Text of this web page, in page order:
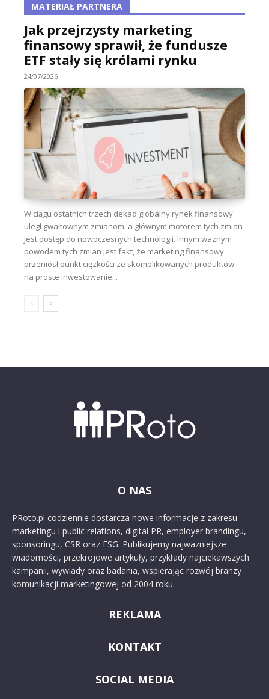
MATERIAŁ PARTNERA
Jak przejrzysty marketing
finansowy sprawił, że fundusze
ETF stały się królami rynku
24/07/2026
W ciągu ostatnich trzech dekad globalny rynek finansowy
uległ gwałtownym zmianom, a głównym motorem tych zmian
jest dostęp do nowoczesnych technologii. Innym ważnym
powodem tych zmian jest fakt, że marketing finansowy
przeniósł punkt ciężkości ze skomplikowanych produktów
na proste inwestowanie...
O NAS
PRoto.pl codziennie dostarcza nowe informacje z zakresu
marketingu i public relations, digital PR, employer brandingu,
sponsoringu, CSR oraz ESG. Publikujemy najważniejsze
wiadomości, przekrojowe artykuły, przykłady najciekawszych
kampanii, wywiady oraz badania, wspierając rozwój branży
komunikacji marketingowej od 2004 roku.
REKLAMA
KONTAKT
SOCIAL MEDIA